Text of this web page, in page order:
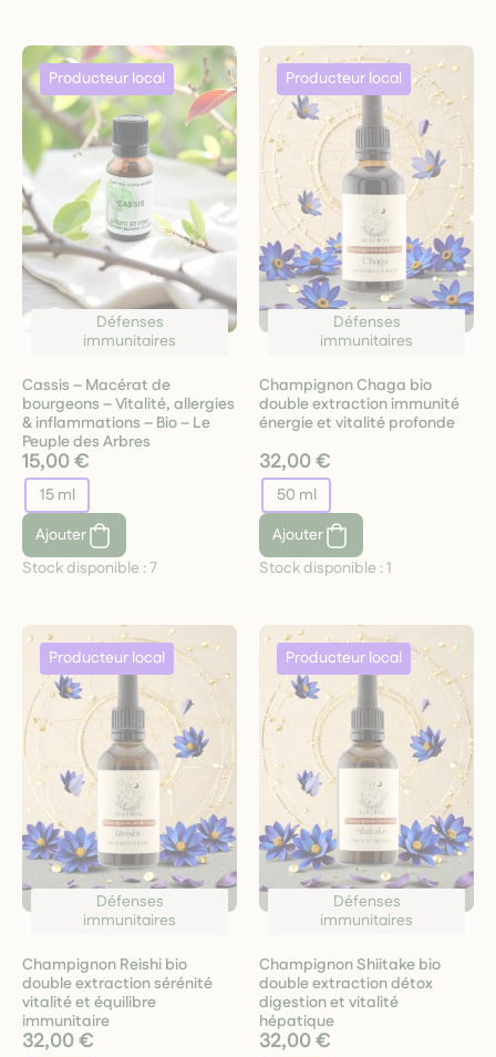
Défenses
immunitaires
Cassis – Macérat de
bourgeons – Vitalité, allergies
& inflammations – Bio – Le
Peuple des Arbres
15,00 €
15 ml
Ajouter
Stock disponible :7
Défenses
immunitaires
Champignon Chaga bio
double extraction immunité
énergie et vitalité profonde
32,00 €
50 ml
Ajouter
Stock disponible :1
Défenses
immunitaires
Champignon Reishi bio
double extraction sérénité
vitalité et équilibre
immunitaire
32,00 €
Défenses
immunitaires
Champignon Shiitake bio
double extraction détox
digestion et vitalité
hépatique
32,00 €